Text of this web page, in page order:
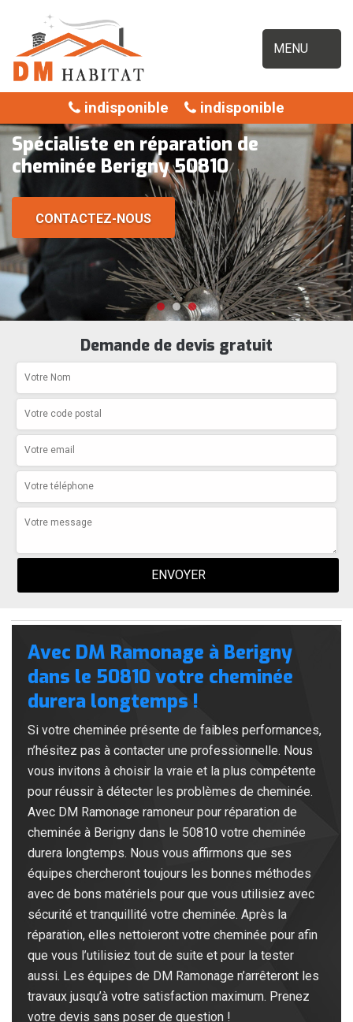
MENU
indisponible indisponible
Spécialiste en réparation de
cheminée Berigny 50810
CONTACTEZ-NOUS
Demande de devis gratuit
Avec DM Ramonage à Berigny
dans le 50810 votre cheminée
durera longtemps !
Si votre cheminée présente de faibles performances,
n’hésitez pas à contacter une professionnelle. Nous
vous invitons à choisir la vraie et la plus compétente
pour réussir à détecter les problèmes de cheminée.
Avec DM Ramonage ramoneur pour réparation de
cheminée à Berigny dans le 50810 votre cheminée
durera longtemps. Nous vous affirmons que ses
équipes chercheront toujours les bonnes méthodes
avec de bons matériels pour que vous utilisiez avec
sécurité et tranquillité votre cheminée. Après la
réparation, elles nettoieront votre cheminée pour afin
que vous l’utilisiez tout de suite et pour la tester
aussi. Les équipes de DM Ramonage n’arrêteront les
travaux jusqu’à votre satisfaction maximum. Prenez
votre devis sans poser de question !